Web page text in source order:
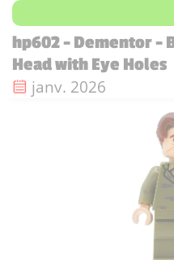
hp602 - Dementor -
Head with Eye Holes
Date de sortie :
janv. 2026